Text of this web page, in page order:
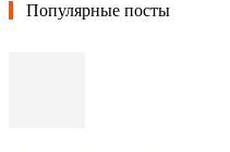
Популярные посты